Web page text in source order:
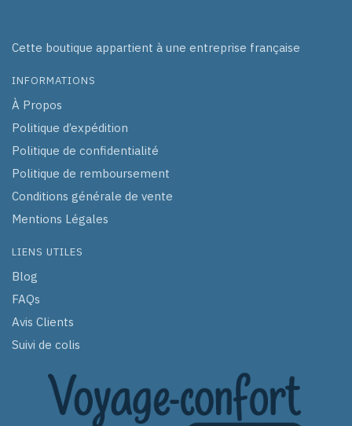
Cette boutique appartient à une entreprise française
INFORMATIONS
À Propos
Politique d’expédition
Politique de confidentialité
Politique de remboursement
Conditions générale de vente
Mentions Légales
LIENS UTILES
Blog
FAQs
Avis Clients
Suivi de colis